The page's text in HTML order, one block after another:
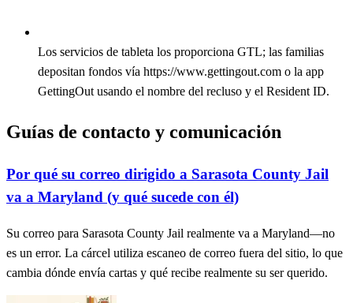
Los servicios de tableta los proporciona GTL; las familias
depositan fondos vía https://www.gettingout.com o la app
GettingOut usando el nombre del recluso y el Resident ID.
Guías de contacto y comunicación
Por qué su correo dirigido a Sarasota County Jail
va a Maryland (y qué sucede con él)
Su correo para Sarasota County Jail realmente va a Maryland—no
es un error. La cárcel utiliza escaneo de correo fuera del sitio, lo que
cambia dónde envía cartas y qué recibe realmente su ser querido.